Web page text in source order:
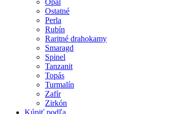
Opál
Ostatné
Perla
Rubín
Raritné drahokamy
Smaragd
Spinel
Tanzanit
Topás
Turmalín
Zafír
Zirkón